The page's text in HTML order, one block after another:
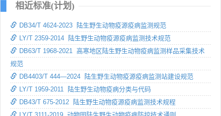
相近标准(计划)
DB34/T 4624-2023 陆生野生动物疫源疫病监测规范
LY/T 2359-2014 陆生野生动物疫源疫病监测技术规范
DB63/T 1968-2021 高寒地区陆生野生动物疫病监测样品采集技术
规范
DB4403/T 444—2024 陆生野生动物疫源疫病监测站建设规范
LY/T 1959-2011 陆生野生动物疫病分类与代码
DB43/T 675-2012 陆生野生动物疫源疫病监测技术规程